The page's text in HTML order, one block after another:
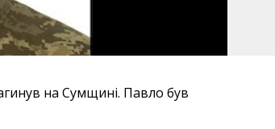
на Сумщині. Павло був